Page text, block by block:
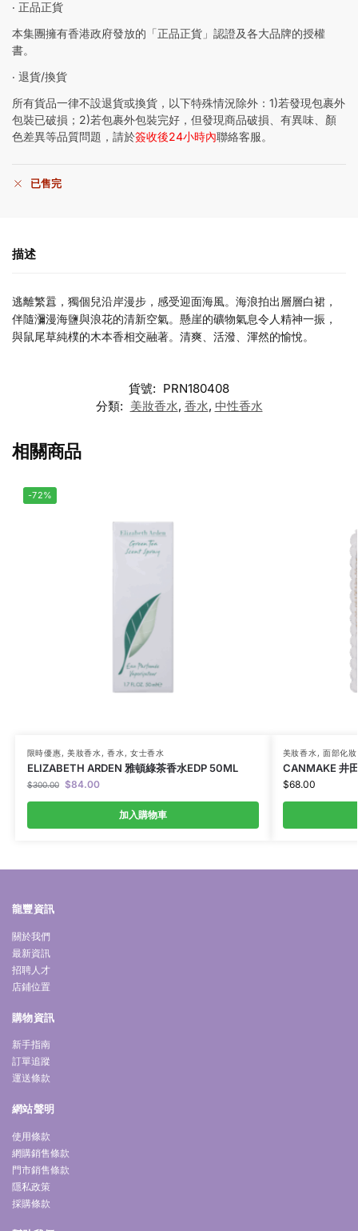
‧ 正品正貨
本集團擁有香港政府發放的「正品正貨」認證及各大品牌的授權
書。
‧ 退貨/換貨
所有貨品一律不設退貨或換貨，以下特殊情況除外：1)若發現包裹外
包裝已破損；2)若包裹外包裝完好，但發現商品破損、有異味、顏
色差異等品質問題，請於簽收後24小時內聯絡客服。
已售完
描述
逃離繁囂，獨個兒沿岸漫步，感受迎面海風。海浪拍出層層白裙，
伴隨瀰漫海鹽與浪花的清新空氣。懸崖的礦物氣息令人精神一振，
與鼠尾草純樸的木本香相交融著。清爽、活潑、渾然的愉悅。
貨號: PRN180408
分類: 美妝香水, 香水, 中性香水
相關商品
-72%
限時優惠, 美妝香水 ,香水 , 女士香水
ELIZABETH ARDEN 雅頓綠茶香水EDP 50ML
$300.00 $84.00
加入購物車
美妝香水 , 面部化妝
CANMAKE 井
$68.00
龍豐資訊
關於我們
最新資訊
招聘人才
店鋪位置
購物資訊
新手指南
訂單追蹤
運送條款
網站聲明
使用條款
網購銷售條款
門市銷售條款
隱私政策
採購條款